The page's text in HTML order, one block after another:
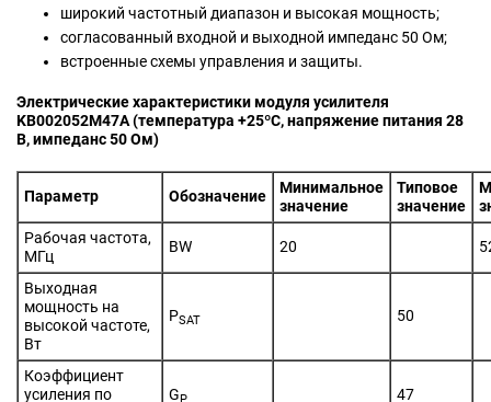
широкий частотный диапазон и высокая мощность;
согласованный входной и выходной импеданс 50 Ом;
встроенные схемы управления и защиты.
Электрические характеристики модуля усилителя
KB002052M47A (температура +25ºС, напряжение питания 28
В, импеданс 50 Ом)
Параметр Обозначение
Минимальное
значение
Типовое
значение
Рабочая частота,
МГц
BW 20
Выходная
мощность на
высокой частоте,
Вт
PSAT 50
Коэффициент
усиления по
G 47